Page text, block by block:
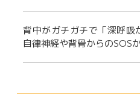
背中がガチガチで「深呼吸
自律神経や背骨からのSOS